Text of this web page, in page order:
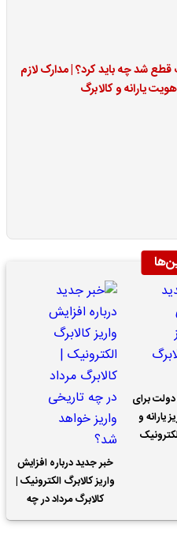
قطع شد چه باید کرد؟ | مدارک لازم
یارانه و کالابرگ
برای
یارانه و
خبر جدید درباره افزایش
واریز کالابرگ الکترونیک |
کالابرگ مرداد در چه
تاریخی واریز خواهد شد؟